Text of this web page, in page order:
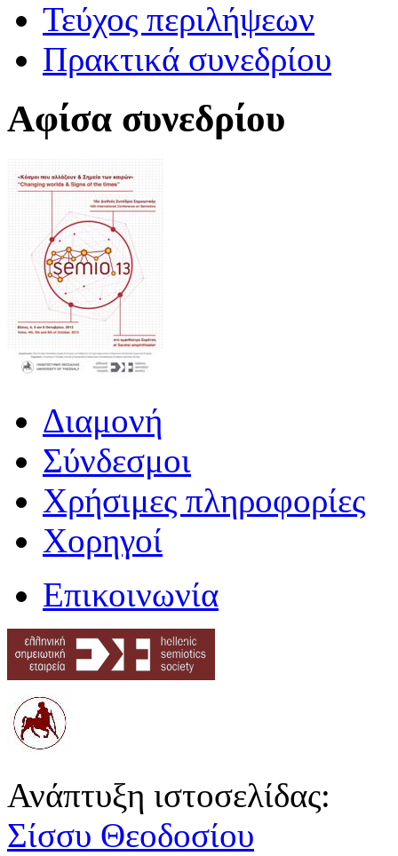
Τεύχος περιλήψεων
Πρακτικά συνεδρίου
Αφίσα συνεδρίου
Διαμονή
Σύνδεσμοι
Χρήσιμες πληροφορίες
Χορηγοί
Επικοινωνία
Ανάπτυξη ιστοσελίδας:
Σίσσυ Θεοδοσίου